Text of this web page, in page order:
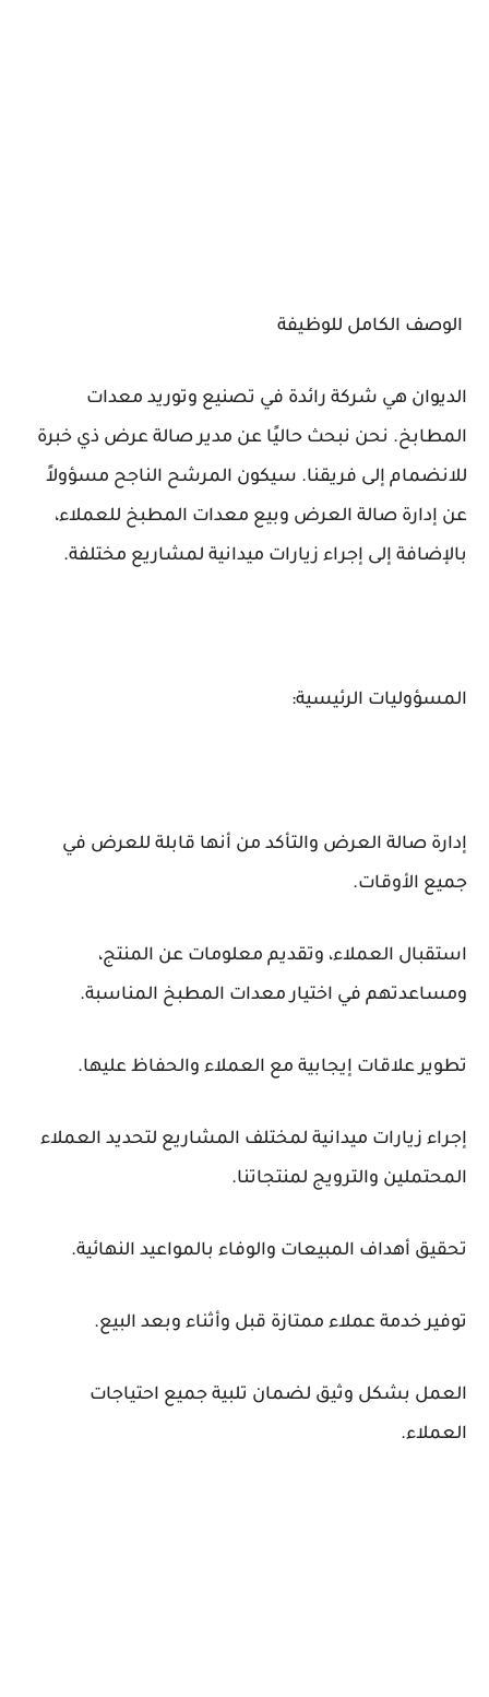
الوصف الكامل للوظيفة
الديوان هي شركة رائدة في تصنيع وتوريد معدات
المطابخ. نحن نبحث حاليًا عن مدير صالة عرض ذي خبرة
للانضمام إلى فريقنا. سيكون المرشح الناجح مسؤولاً
عن إدارة صالة العرض وبيع معدات المطبخ للعملاء،
بالإضافة إلى إجراء زيارات ميدانية لمشاريع مختلفة.
المسؤوليات الرئيسية:
إدارة صالة العرض والتأكد من أنها قابلة للعرض في
جميع الأوقات.
استقبال العملاء، وتقديم معلومات عن المنتج،
ومساعدتهم في اختيار معدات المطبخ المناسبة.
تطوير علاقات إيجابية مع العملاء والحفاظ عليها.
إجراء زيارات ميدانية لمختلف المشاريع لتحديد العملاء
المحتملين والترويج لمنتجاتنا.
تحقيق أهداف المبيعات والوفاء بالمواعيد النهائية.
توفير خدمة عملاء ممتازة قبل وأثناء وبعد البيع.
العمل بشكل وثيق لضمان تلبية جميع احتياجات
العملاء.